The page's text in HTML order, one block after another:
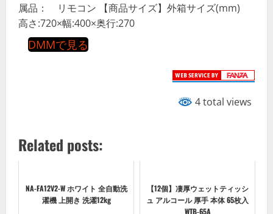
属品： リモコン 【商品サイズ】外箱サイズ(mm)
高さ:720×幅:400×奥行:270
DMMで見る
4 total views
Related posts:
NA-FA12V2-W ホワイト 全自動洗
濯機 上開き 洗濯12kg
【12個】凄厚ウェットティッシ
ュ アルコール 厚手 本体 65枚入
WTB-65A